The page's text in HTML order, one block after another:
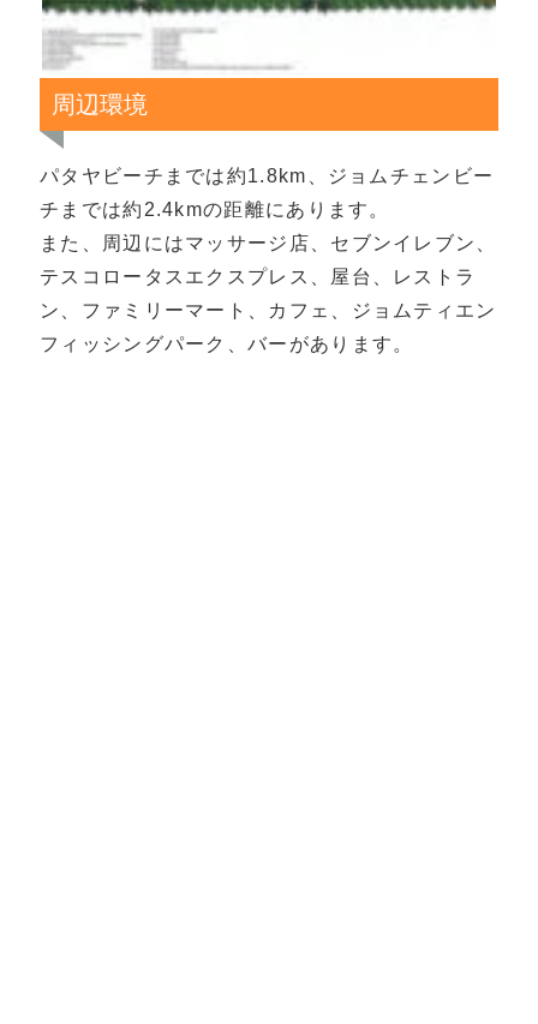
周辺環境
パタヤビーチまでは約1.8km、ジョムチェンビー
チまでは約2.4kmの距離にあります。
また、周辺にはマッサージ店、セブンイレブン、
テスコロータスエクスプレス、屋台、レストラ
ン、ファミリーマート、カフェ、ジョムティエン
フィッシングパーク、バーがあります。